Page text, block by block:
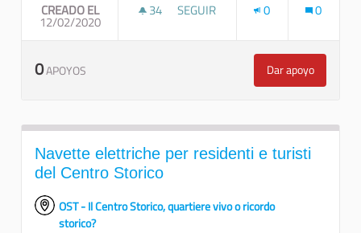
CREADO EL
12/02/2020
34 34 SEGUIDORAS
SEGUIR 0 0
0APOYOS Dar apoyo
Far tornare le
Navette elettriche per residenti e turisti
del Centro Storico
OST - Il Centro Storico, quartiere vivo o ricordo
storico?